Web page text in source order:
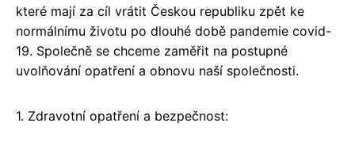
které mají za cíl vrátit Českou republiku zpět ke
normálnímu životu po dlouhé době pandemie covid-
19. Společně se chceme zaměřit na postupné
uvolňování opatření a obnovu naší společnosti.
1. Zdravotní opatření a bezpečnost: